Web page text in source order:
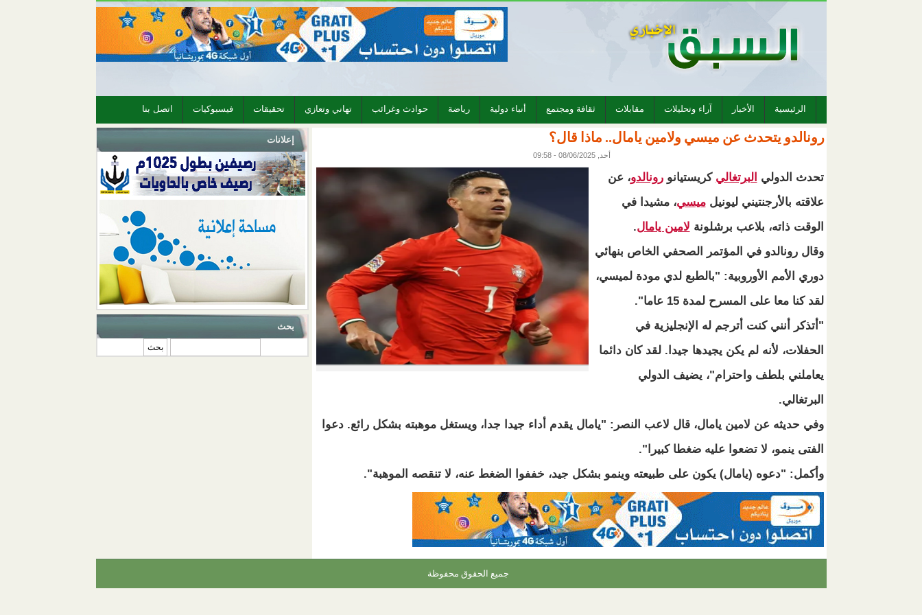
الرئيسية الأخبار آراء وتحليلات مقابلات ثقافة ومجتمع أنباء دولية رياضة حوادث وغرائب تهاني وتعازي تحقيقات فيسبوكيات اتصل بنا
إعلانات
بحث
رونالدو يتحدث عن ميسي ولامين يامال.. ماذا قال؟
أحد, 08/06/2025 - 09:58
تحدث الدولي البرتغالي كريستيانورونالدو، عن
علاقته بالأرجنتيني ليونيلميسي، مشيدا في
الوقت ذاته، بلاعب برشلونة لامين يامال.
وقال رونالدو في المؤتمر الصحفي الخاص بنهائي
دوري الأمم الأوروبية: "بالطبع لدي مودة لميسي،
لقد كنا معا على المسرح لمدة 15 عاما".
"أتذكر أنني كنت أترجم له الإنجليزية في
الحفلات، لأنه لم يكن يجيدها جيدا. لقد كان دائما
يعاملني بلطف واحترام"، يضيف الدولي
البرتغالي.
وفي حديثه عن لامين يامال، قال لاعب النصر: "يامال يقدم أداء جيدا جدا، ويستغل موهبته بشكل رائع. دعوا
الفتى ينمو، لا تضعوا عليه ضغطا كبيرا".
وأكمل: "دعوه (يامال) يكون على طبيعته وينمو بشكل جيد، خففوا الضغط عنه، لا تنقصه الموهبة".
جميع الحقوق محفوظة